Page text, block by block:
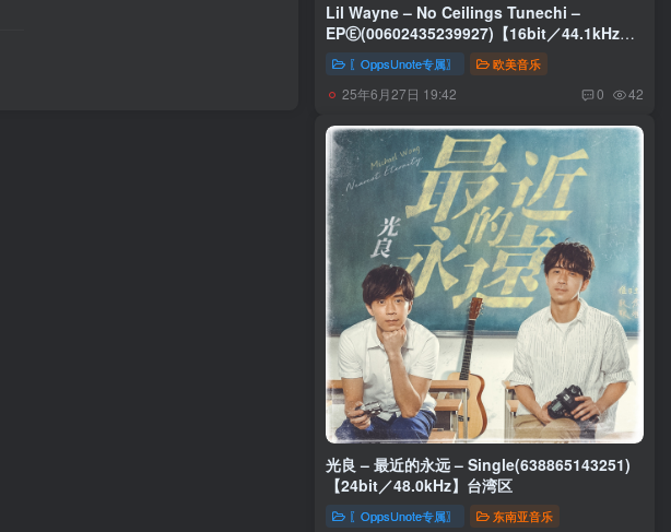
Lil Wayne – No Ceilings Tunechi –
EPⒺ(00602435239927)【16bit／44.1kHz】
土耳其区
〖OppsUnote专属〗 欧美音乐
25年6月27日 19:42 0 42
光良 – 最近的永远 – Single(638865143251)
【24bit／48.0kHz】台湾区
〖OppsUnote专属〗 东南亚音乐